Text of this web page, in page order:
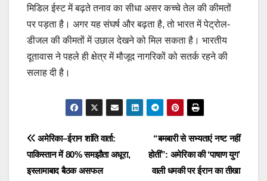
​मिडिल ईस्ट में बढ़ते तनाव का सीधा असर कच्चे तेल की कीमतों
पर पड़ता है। अगर यह संघर्ष और बढ़ता है, तो भारत में पेट्रोल-
डीजल की कीमतों में उछाल देखने को मिल सकता है। भारतीय
दूतावास ने पहले ही क्षेत्र में मौजूद नागरिकों को सतर्क रहने की
सलाह दी है।
Post
navigation
“बमबारी से सभ्यताएं नष्ट नहीं
होतीं”: अमेरिका की ‘पाषाण युग’
वाली धमकी पर ईरान का तीखा
अमेरिका–ईरान शांति वार्ता:
पाकिस्तान में 80% समझौता अधूरा,
इस्लामाबाद बैठक असफल